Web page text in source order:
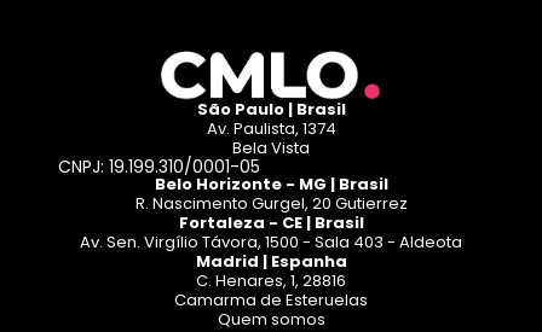
São Paulo | Brasil
Av. Paulista, 1374
Bela Vista
CNPJ: 19.199.310/0001-05
Belo Horizonte - MG | Brasil
R. Nascimento Gurgel, 20 Gutierrez
Fortaleza - CE | Brasil
Av. Sen. Virgílio Távora, 1500 - Sala 403 - Aldeota
Madrid | Espanha
C. Henares, 1, 28816
Camarma de Esteruelas
Quem somos